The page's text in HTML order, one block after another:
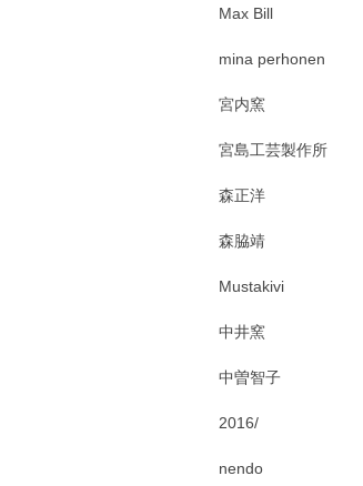
Max Bill
mina perhonen
宮内窯
宮島工芸製作所
森正洋
森脇靖
Mustakivi
中井窯
中曽智子
2016/
nendo